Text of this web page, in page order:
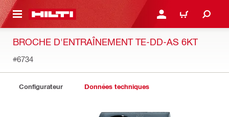
CONTENT CONNEXION OU
PANIER
BROCHE D'ENTRAÎNEMENT TE-DD-AS 6KT
#6734
Configurateur Données techniques